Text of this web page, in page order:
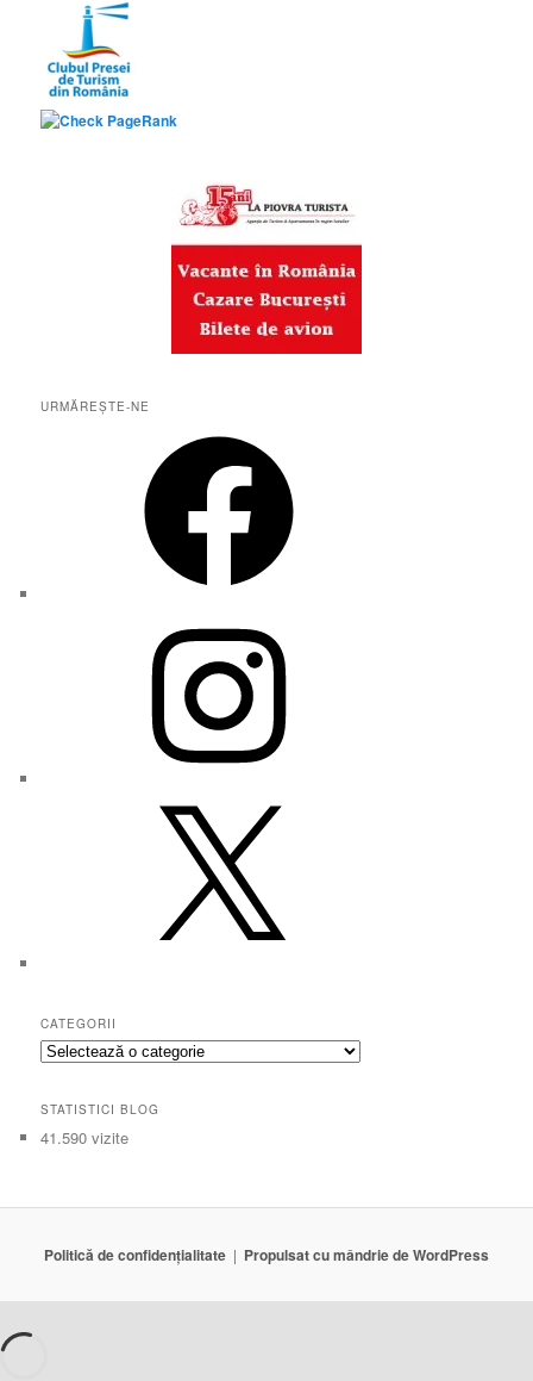
URMĂREȘTE-NE
CATEGORII
Categorii
STATISTICI BLOG
41.590 vizite
Politică de confidențialitate Propulsat cu mândrie de WordPress